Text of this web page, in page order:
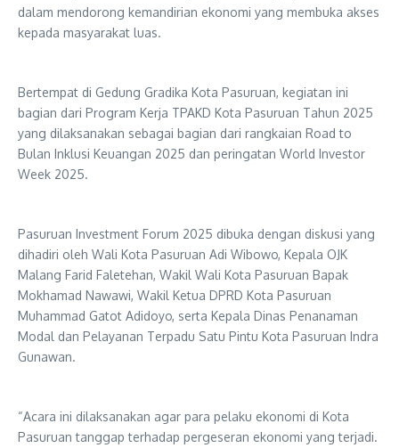
dalam mendorong kemandirian ekonomi yang membuka akses
kepada masyarakat luas.
Bertempat di Gedung Gradika Kota Pasuruan, kegiatan ini
bagian dari Program Kerja TPAKD Kota Pasuruan Tahun 2025
yang dilaksanakan sebagai bagian dari rangkaian Road to
Bulan Inklusi Keuangan 2025 dan peringatan World Investor
Week 2025.
Pasuruan Investment Forum 2025 dibuka dengan diskusi yang
dihadiri oleh Wali Kota Pasuruan Adi Wibowo, Kepala OJK
Malang Farid Faletehan, Wakil Wali Kota Pasuruan Bapak
Mokhamad Nawawi, Wakil Ketua DPRD Kota Pasuruan
Muhammad Gatot Adidoyo, serta Kepala Dinas Penanaman
Modal dan Pelayanan Terpadu Satu Pintu Kota Pasuruan Indra
Gunawan.
“Acara ini dilaksanakan agar para pelaku ekonomi di Kota
Pasuruan tanggap terhadap pergeseran ekonomi yang terjadi.